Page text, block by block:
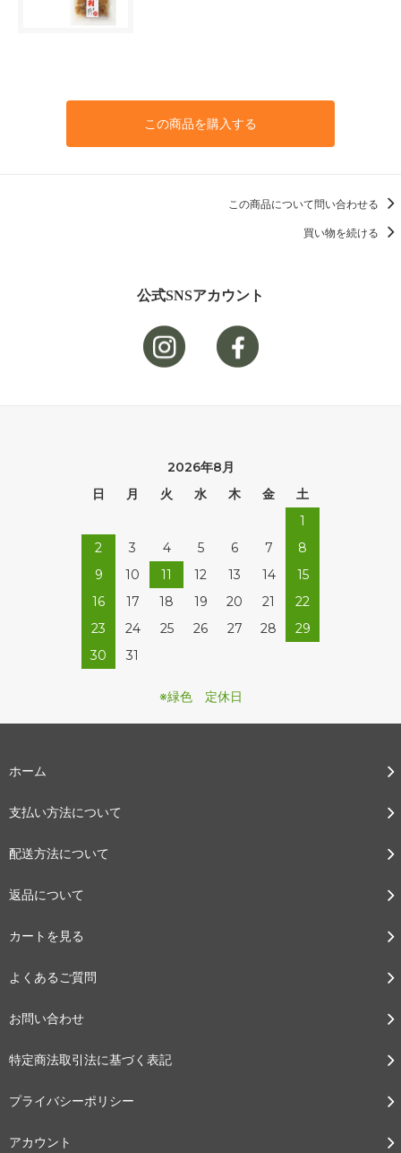
この商品を購入する
この商品について問い合わせる
買い物を続ける
公式SNSアカウント
2026年8月
日
月 火 水 木 金
土
1
2
3 4 5 6 7
8
9
10 11 12 13 14
15
16
17 18 19 20 21
22
23
24 25 26 27 28
29
30
31
※緑色 定休日
ホーム
支払い方法について
配送方法について
返品について
カートを見る
よくあるご質問
お問い合わせ
特定商法取引法に基づく表記
プライバシーポリシー
アカウント